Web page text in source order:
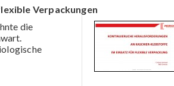
Verpackungen
die